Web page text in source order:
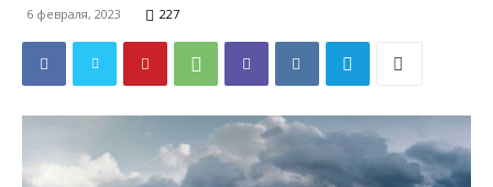
6 февраля, 2023 227